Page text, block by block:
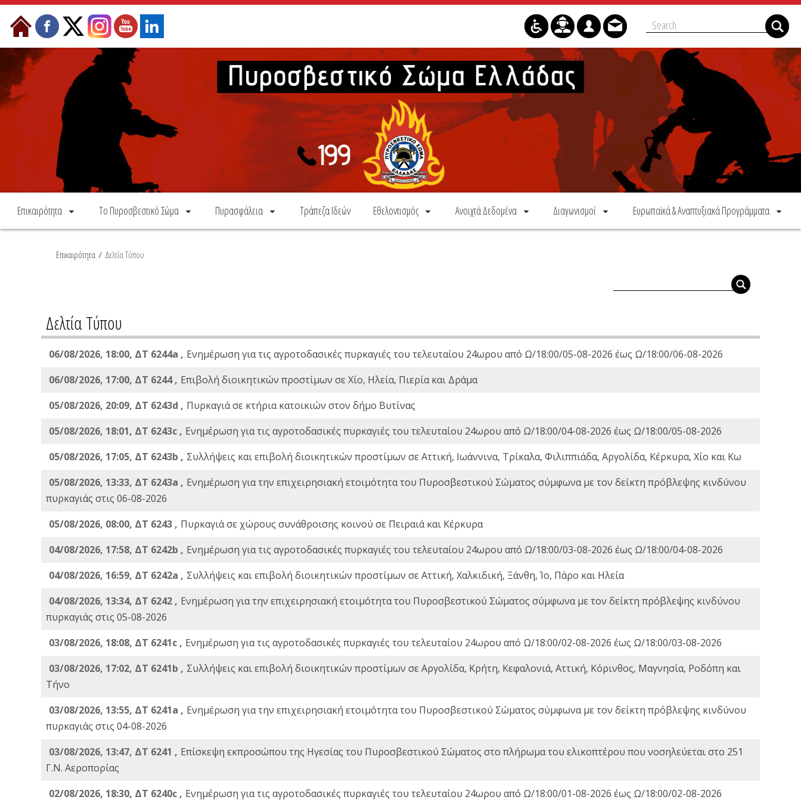
Skip to Content
Επικαιρότητα Το Πυροσβεστικό Σώμα Πυρασφάλεια Τράπεζα Ιδεών Εθελοντισμός Ανοιχτά Δεδομένα Διαγωνισμοί Ευρωπαϊκά & Αναπτυξιακά Προγράμματα
Επικαιρότητα / Δελτία Τύπου
Δελτία Τύπου
06/08/2026, 18:00, ΔΤ 6244a , Ενημέρωση για τις αγροτοδασικές πυρκαγιές του τελευταίου 24ωρου από Ω/18:00/05-08-2026 έως Ω/18:00/06-08-2026
06/08/2026, 17:00, ΔΤ 6244 , Επιβολή διοικητικών προστίμων σε Χίο, Ηλεία, Πιερία και Δράμα
05/08/2026, 20:09, ΔΤ 6243d , Πυρκαγιά σε κτήρια κατοικιών στον δήμο Βυτίνας
05/08/2026, 18:01, ΔΤ 6243c , Ενημέρωση για τις αγροτοδασικές πυρκαγιές του τελευταίου 24ωρου από Ω/18:00/04-08-2026 έως Ω/18:00/05-08-2026
05/08/2026, 17:05, ΔΤ 6243b , Συλλήψεις και επιβολή διοικητικών προστίμων σε Αττική, Ιωάννινα, Τρίκαλα, Φιλιππιάδα, Αργολίδα, Κέρκυρα, Χίο και Κω
05/08/2026, 13:33, ΔΤ 6243a , Ενημέρωση για την επιχειρησιακή ετοιμότητα του Πυροσβεστικού Σώματος σύμφωνα με τον δείκτη πρόβλεψης κινδύνου
πυρκαγιάς στις 06-08-2026
05/08/2026, 08:00, ΔΤ 6243 , Πυρκαγιά σε χώρους συνάθροισης κοινού σε Πειραιά και Κέρκυρα
04/08/2026, 17:58, ΔΤ 6242b , Ενημέρωση για τις αγροτοδασικές πυρκαγιές του τελευταίου 24ωρου από Ω/18:00/03-08-2026 έως Ω/18:00/04-08-2026
04/08/2026, 16:59, ΔΤ 6242a , Συλλήψεις και επιβολή διοικητικών προστίμων σε Αττική, Χαλκιδική, Ξάνθη, Ίο, Πάρο και Ηλεία
04/08/2026, 13:34, ΔΤ 6242 , Ενημέρωση για την επιχειρησιακή ετοιμότητα του Πυροσβεστικού Σώματος σύμφωνα με τον δείκτη πρόβλεψης κινδύνου
πυρκαγιάς στις 05-08-2026
03/08/2026, 18:08, ΔΤ 6241c , Ενημέρωση για τις αγροτοδασικές πυρκαγιές του τελευταίου 24ωρου από Ω/18:00/02-08-2026 έως Ω/18:00/03-08-2026
03/08/2026, 17:02, ΔΤ 6241b , Συλλήψεις και επιβολή διοικητικών προστίμων σε Αργολίδα, Κρήτη, Κεφαλονιά, Αττική, Κόρινθος, Μαγνησία, Ροδόπη και
Τήνο
03/08/2026, 13:55, ΔΤ 6241a , Ενημέρωση για την επιχειρησιακή ετοιμότητα του Πυροσβεστικού Σώματος σύμφωνα με τον δείκτη πρόβλεψης κινδύνου
πυρκαγιάς στις 04-08-2026
03/08/2026, 13:47, ΔΤ 6241 , Επίσκεψη εκπροσώπου της Ηγεσίας του Πυροσβεστικού Σώματος στο πλήρωμα του ελικοπτέρου που νοσηλεύεται στο 251
Γ.Ν. Αεροπορίας
02/08/2026, 18:30, ΔΤ 6240c , Ενημέρωση για τις αγροτοδασικές πυρκαγιές του τελευταίου 24ωρου από Ω/18:00/01-08-2026 έως Ω/18:00/02-08-2026